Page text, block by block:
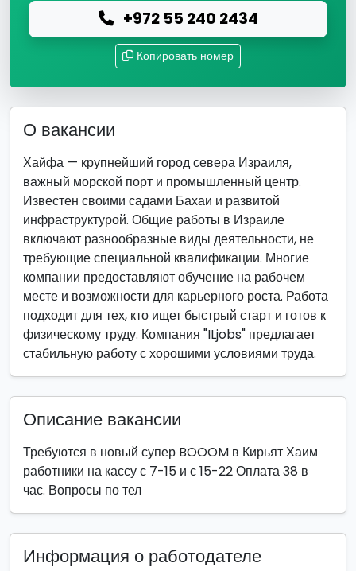
+972 55 240 2434
Копировать номер
О вакансии
Хайфа — крупнейший город севера Израиля,
важный морской порт и промышленный центр.
Известен своими садами Бахаи и развитой
инфраструктурой. Общие работы в Израиле
включают разнообразные виды деятельности, не
требующие специальной квалификации. Многие
компании предоставляют обучение на рабочем
месте и возможности для карьерного роста. Работа
подходит для тех, кто ищет быстрый старт и готов к
физическому труду. Компания "ILjobs" предлагает
стабильную работу с хорошими условиями труда.
Описание вакансии
Требуются в новый супер BOOOM в Кирьят Хаим
работники на кассу с 7-15 и с 15-22 Оплата 38 в
час. Вопросы по тел
Информация о работодателе